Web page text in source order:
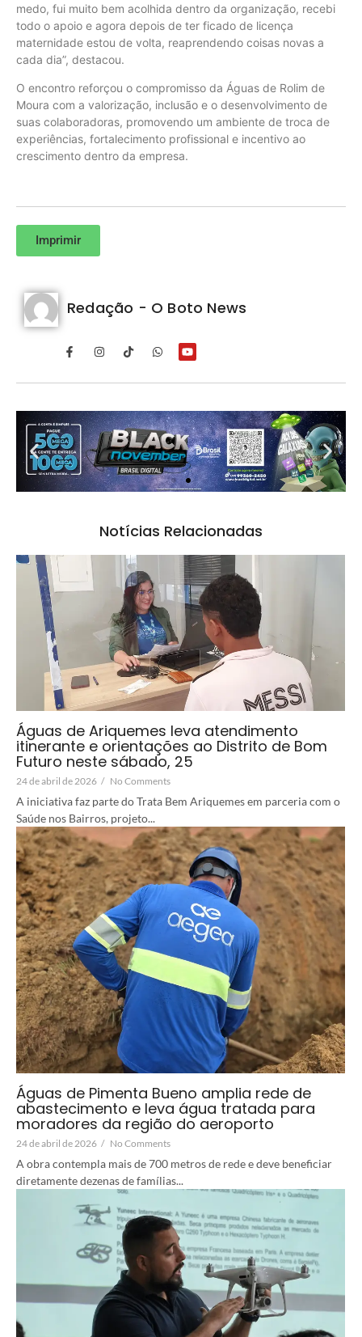
medo, fui muito bem acolhida dentro da organização, recebi
todo o apoio e agora depois de ter ficado de licença
maternidade estou de volta, reaprendendo coisas novas a
cada dia”, destacou.
O encontro reforçou o compromisso da Águas de Rolim de
Moura com a valorização, inclusão e o desenvolvimento de
suas colaboradoras, promovendo um ambiente de troca de
experiências, fortalecimento profissional e incentivo ao
crescimento dentro da empresa.
Imprimir
Redação - O Boto News
Notícias Relacionadas
Águas de Ariquemes leva atendimento
itinerante e orientações ao Distrito de Bom
Futuro neste sábado, 25
24 de abril de 2026 / No Comments
A iniciativa faz parte do Trata Bem Ariquemes em parceria com o
Saúde nos Bairros, projeto...
Águas de Pimenta Bueno amplia rede de
abastecimento e leva água tratada para
moradores da região do aeroporto
24 de abril de 2026 / No Comments
A obra contempla mais de 700 metros de rede e deve beneficiar
diretamente dezenas de famílias...